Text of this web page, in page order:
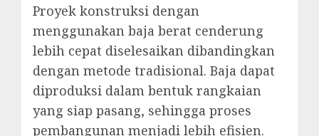
Proyek konstruksi dengan
menggunakan baja berat cenderung
lebih cepat diselesaikan dibandingkan
dengan metode tradisional. Baja dapat
diproduksi dalam bentuk rangkaian
yang siap pasang, sehingga proses
pembangunan menjadi lebih efisien.